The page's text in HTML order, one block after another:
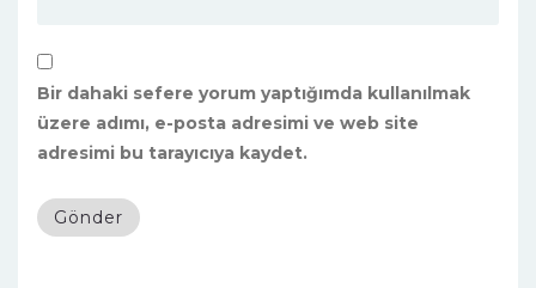
Bir dahaki sefere yorum yaptığımda kullanılmak
üzere adımı, e-posta adresimi ve web site
adresimi bu tarayıcıya kaydet.